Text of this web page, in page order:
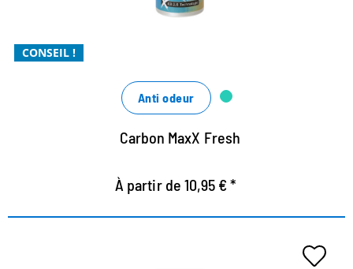
CONSEIL !
Xtra coup de fraîcheur avec un parfum cool
Anti odeur
Carbon MaxX Fresh
À partir de 10,95 € *